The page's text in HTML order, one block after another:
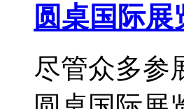
圆桌国际
尽管众多参